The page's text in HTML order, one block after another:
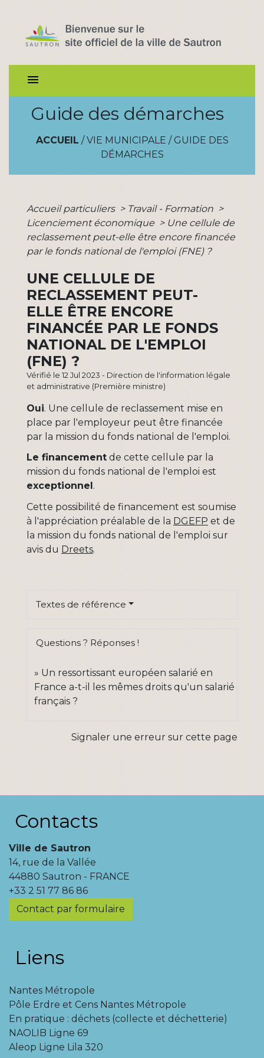
menu
Guide des démarches
ACCUEIL / VIE MUNICIPALE / GUIDE DES
DÉMARCHES
Accueil particuliers > Travail - Formation >
Licenciement économique > Une cellule de
reclassement peut-elle être encore financée
par le fonds national de l'emploi (FNE) ?
UNE CELLULE DE
RECLASSEMENT PEUT-
ELLE ÊTRE ENCORE
FINANCÉE PAR LE FONDS
NATIONAL DE L'EMPLOI
(FNE) ?
Vérifié le 12 Jul 2023 - Direction de l'information légale
et administrative (Première ministre)
Oui. Une cellule de reclassement mise en
place par l'employeur peut être financée
par la mission du fonds national de l'emploi.
Le financement de cette cellule par la
mission du fonds national de l'emploi est
exceptionnel .
Cette possibilité de financement est soumise
à l'appréciation préalable de la DGEFP et de
la mission du fonds national de l'emploi sur
avis du Dreets.
Textes de référence
Questions ? Réponses !
Un ressortissant européen salarié en
France a-t-il les mêmes droits qu'un salarié
français ?
Signaler une erreur sur cette page
Contacts
Ville de Sautron
14, rue de la Vallée
44880 Sautron - FRANCE
+33 2 51 77 86 86
Contact par formulaire
Liens
Nantes Métropole
Pôle Erdre et Cens Nantes Métropole
En pratique : déchets (collecte et déchetterie)
NAOLIB Ligne 69
Aleop Ligne Lila 320